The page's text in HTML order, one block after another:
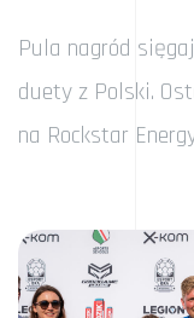
Pula nagród
duety z Polski.
na Rockstar